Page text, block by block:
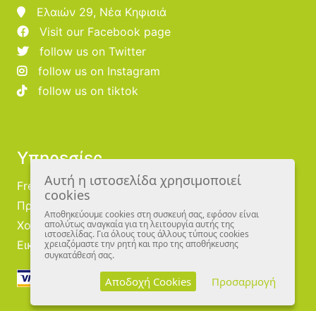
Ελαιών 29, Νέα Κηφισιά
Visit our Facebook page
follow us on Twitter
follow us on Instagram
follow us on tiktok
Υπηρεσίες
Free Publishing
Προμηθευτές
Χονδρική
Εικονογράφοι
Αυτή η ιστοσελίδα χρησιμοποιεί
cookies
Αποθηκεύουμε cookies στη συσκευή σας, εφόσον είναι
απολύτως αναγκαία για τη λειτουργία αυτής της
ιστοσελίδας. Για όλους τους άλλους τύπους cookies
χρειαζόμαστε την ρητή και προ της αποθήκευσης
συγκατάθεσή σας.
Αποδοχή Cookies Προσαρμογή